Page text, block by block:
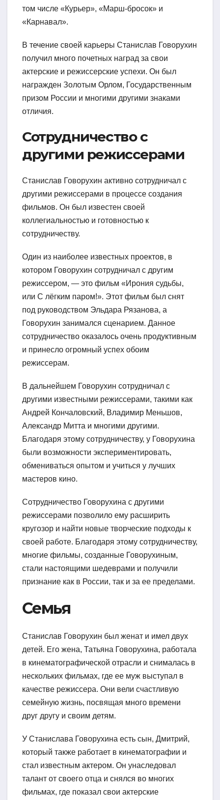
том числе «Курьер», «Марш-бросок» и
«Карнавал».
В течение своей карьеры Станислав Говорухин
получил много почетных наград за свои
актерские и режиссерские успехи. Он был
награжден Золотым Орлом, Государственным
призом России и многими другими знаками
отличия.
Сотрудничество с
другими режиссерами
Станислав Говорухин активно сотрудничал с
другими режиссерами в процессе создания
фильмов. Он был известен своей
коллегиальностью и готовностью к
сотрудничеству.
Один из наиболее известных проектов, в
котором Говорухин сотрудничал с другим
режиссером, — это фильм «Ирония судьбы,
или С лёгким паром!». Этот фильм был снят
под руководством Эльдара Рязанова, а
Говорухин занимался сценарием. Данное
сотрудничество оказалось очень продуктивным
и принесло огромный успех обоим
режиссерам.
В дальнейшем Говорухин сотрудничал с
другими известными режиссерами, такими как
Андрей Кончаловский, Владимир Меньшов,
Александр Митта и многими другими.
Благодаря этому сотрудничеству, у Говорухина
были возможности экспериментировать,
обмениваться опытом и учиться у лучших
мастеров кино.
Сотрудничество Говорухина с другими
режиссерами позволило ему расширить
кругозор и найти новые творческие подходы к
своей работе. Благодаря этому сотрудничеству,
многие фильмы, созданные Говорухиным,
стали настоящими шедеврами и получили
признание как в России, так и за ее пределами.
Семья
Станислав Говорухин был женат и имел двух
детей. Его жена, Татьяна Говорухина, работала
в кинематографической отрасли и снималась в
нескольких фильмах, где ее муж выступал в
качестве режиссера. Они вели счастливую
семейную жизнь, посвящая много времени
друг другу и своим детям.
У Станислава Говорухина есть сын, Дмитрий,
который также работает в кинематографии и
стал известным актером. Он унаследовал
талант от своего отца и снялся во многих
фильмах, где показал свои актерские